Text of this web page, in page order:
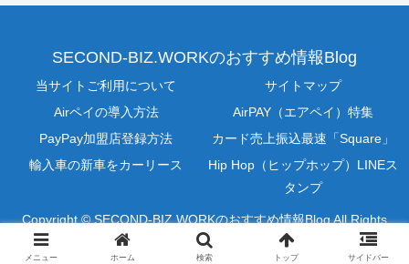
SECOND-BIZ.WORKのおすすめ情報Blog
当サイトご利用について
サイトマップ
Airペイの導入方法
AirPAY（エアペイ）特集
PayPay加盟店登録方法
カード売上振込最速「Square」
輸入車の新車をカーリース
Hip Hop（ヒップホップ）LINEス
タンプ
Copyright © SECOND-BIZ.WORKのおすすめ情報Blog All Rights
Reserved.
メニュー ホーム 検索 トップ サイドバー